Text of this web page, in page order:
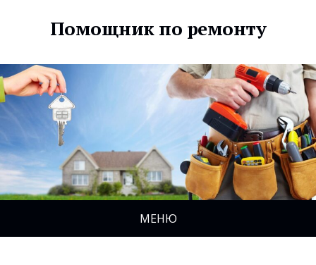
Помощник по ремонту
МЕНЮ